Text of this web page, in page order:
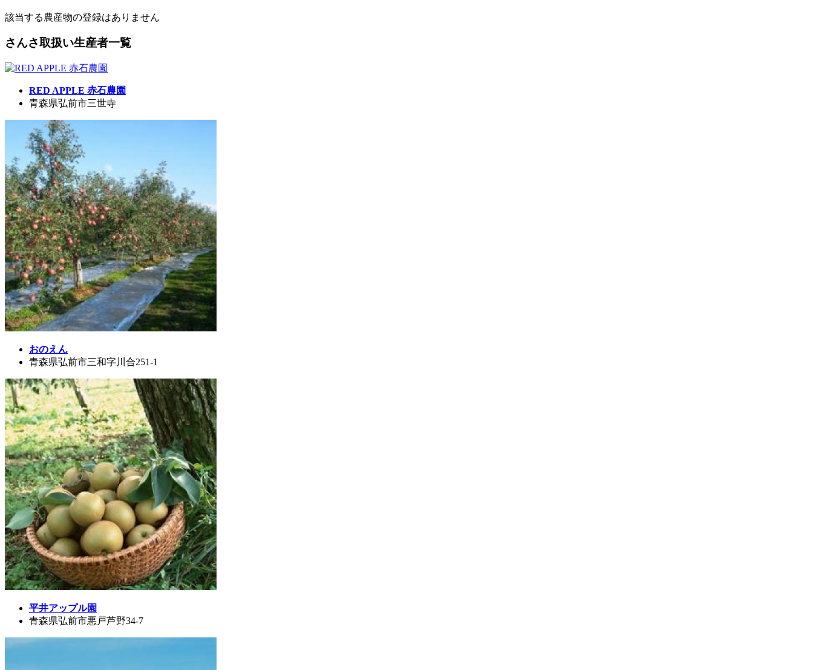
該当する農産物の登録はありません
さんさ取扱い生産者一覧
RED APPLE 赤石農園
青森県弘前市三世寺
おのえん
青森県弘前市三和字川合251-1
平井アップル園
青森県弘前市悪戸芦野34-7